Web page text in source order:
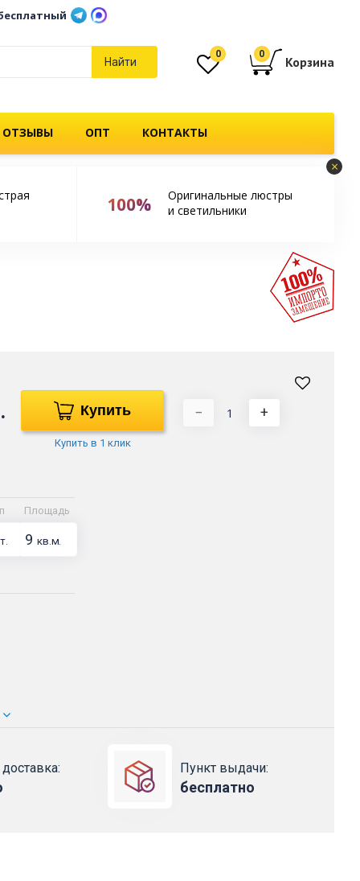
Найти
0 0
Корзина
ОПТ КОНТАКТЫ
×
100%
Оригинальные люстры
и светильники
Купить
Купить в 1 клик
− +
Площадь
9 кв.м.
Пункт выдачи:
бесплатно